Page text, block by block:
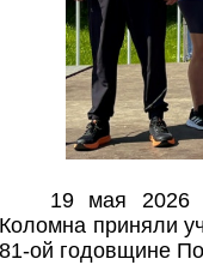
19 мая 2026
Коломна приняли
81-ой годовщине